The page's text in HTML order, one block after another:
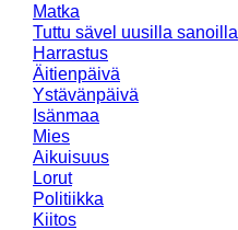
Matka
Tuttu sävel uusilla sanoilla
Harrastus
Äitienpäivä
Ystävänpäivä
Isänmaa
Mies
Aikuisuus
Lorut
Politiikka
Kiitos